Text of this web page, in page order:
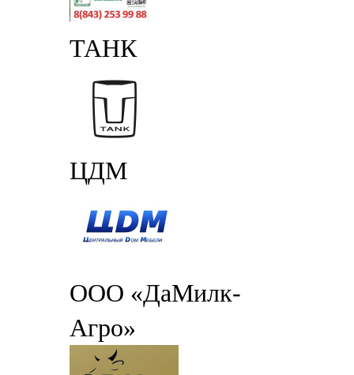
ТАНК
ЦДМ
ООО «ДаМилк-
Агро»